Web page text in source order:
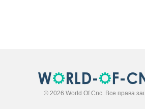
© 2026 World Of Cnc. Все права